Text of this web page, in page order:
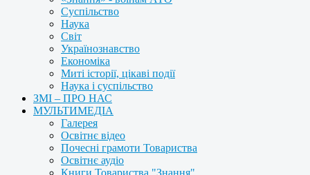
Суспільство
Наука
Світ
Українознавство
Економіка
Миті історії, цікаві події
Наука і суспільство
ЗМІ – ПРО НАС
МУЛЬТИМЕДІА
Галерея
Освітнє відео
Почесні грамоти Товариства
Освітнє аудіо
Книги Товариства "Знання"